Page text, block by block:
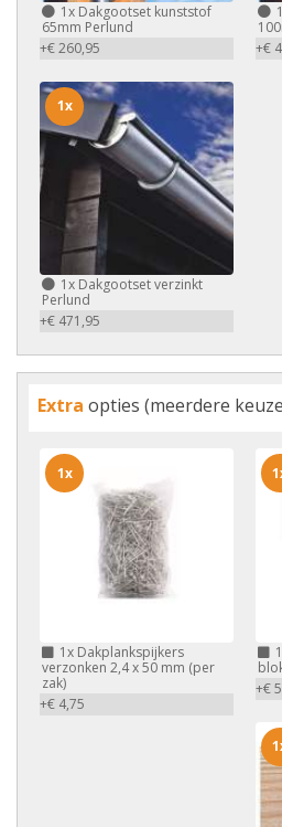
1x Dakgootset kunststof
65mm Perlund
+€ 260,95
+€
1x Dakgootset verzinkt
Perlund
+€ 471,95
1x
Extra opties (meerdere
1x Dakplankspijkers
verzonken 2,4 x 50 mm (per
zak)
+€ 4,75
1x
+€